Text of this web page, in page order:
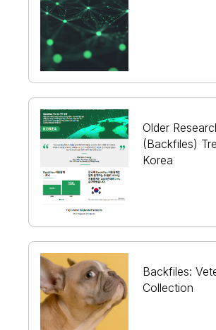
Older
(Backfiles)
Korea
Backfiles:
Collection